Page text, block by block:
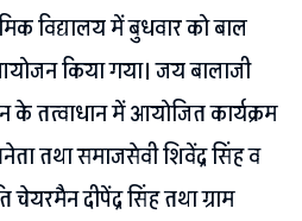
विद्यालय में बुधवार को बाल
किया गया। जय बालाजी
के तत्वाधान में आयोजित कार्यक्रम
तथा समाजसेवी शिवेंद्र सिंह व
चेयरमैन दीपेंद्र सिंह तथा ग्राम